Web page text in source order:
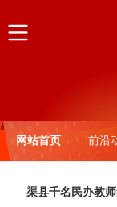
网站首页 前沿
渠县千名民办教